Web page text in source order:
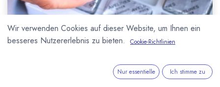
Wir verwenden Cookies auf dieser Website, um Ihnen ein
besseres Nutzererlebnis zu bieten.
Cookie-Richtlinien
Nur essentielle Ich stimme zu